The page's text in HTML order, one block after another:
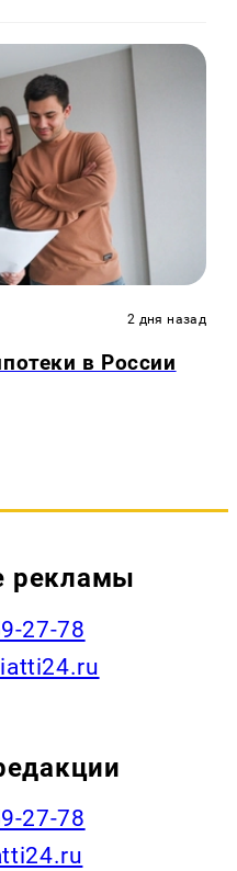
2 дня назад
в России
рекламы
27-78
27-78